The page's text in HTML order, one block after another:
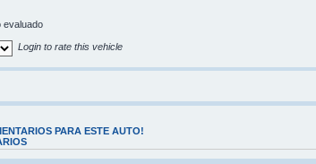
evaluado
Login to rate this vehicle
PARA ESTE AUTO!